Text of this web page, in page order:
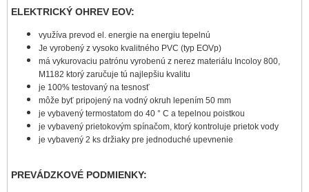
ELEKTRICKÝ OHREV EOV:
využíva prevod el. energie na energiu tepelnú
Je vyrobený z vysoko kvalitného PVC (typ EOVp)
má vykurovaciu patrónu vyrobenú z nerez materiálu Incoloy 800,
M1182 ktorý zaručuje tú najlepšiu kvalitu
je 100% testovaný na tesnosť
môže byť pripojený na vodný okruh lepením 50 mm
je vybavený termostatom do 40 ° C a tepelnou poistkou
je vybavený prietokovým spínačom, ktorý kontroluje prietok vody
je vybavený 2 ks držiaky pre jednoduché upevnenie
PREVÁDZKOVÉ PODMIENKY: